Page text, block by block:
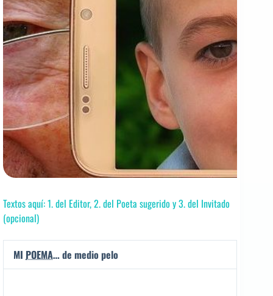
Textos aquí: 1. del Editor, 2. del Poeta sugerido y 3. del Invitado
(opcional)
MI POEMA… de medio pelo